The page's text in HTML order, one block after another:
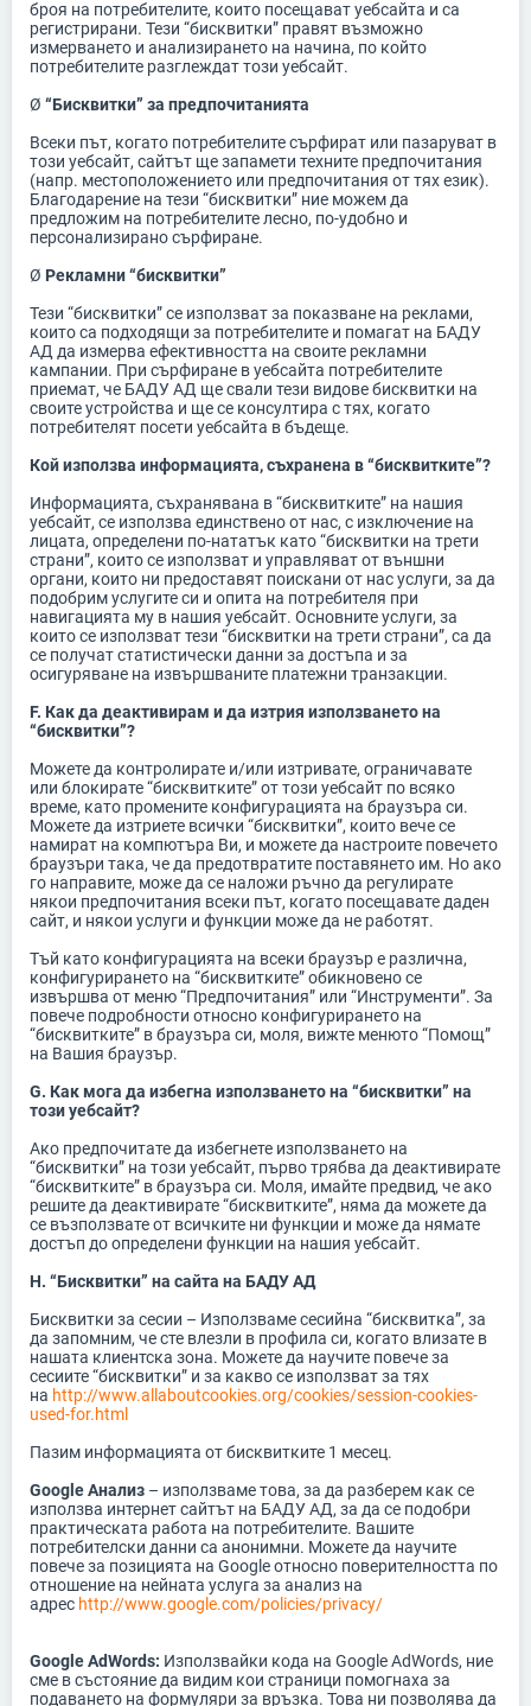
броя на потребителите, които посещават уебсайта и са
регистрирани. Тези “бисквитки” правят възможно
измерването и анализирането на начина, по който
потребителите разглеждат този уебсайт.
Ø “Бисквитки” за предпочитанията
Всеки път, когато потребителите сърфират или пазаруват в
този уебсайт, сайтът ще запамети техните предпочитания
(напр. местоположението или предпочитания от тях език).
Благодарение на тези “бисквитки” ние можем да
предложим на потребителите лесно, по-удобно и
персонализирано сърфиране.
Ø Рекламни “бисквитки”
Тези “бисквитки” се използват за показване на реклами,
които са подходящи за потребителите и помагат на БАДУ
АД да измерва ефективността на своите рекламни
кампании. При сърфиране в уебсайта потребителите
приемат, че БАДУ АД ще свали тези видове бисквитки на
своите устройства и ще се консултира с тях, когато
потребителят посети уебсайта в бъдеще.
Кой използва информацията, съхранена в “бисквитките”?
Информацията, съхранявана в “бисквитките” на нашия
уебсайт, се използва единствено от нас, с изключение на
лицата, определени по-нататък като “бисквитки на трети
страни”, които се използват и управляват от външни
органи, които ни предоставят поискани от нас услуги, за да
подобрим услугите си и опита на потребителя при
навигацията му в нашия уебсайт. Основните услуги, за
които се използват тези “бисквитки на трети страни”, са да
се получат статистически данни за достъпа и за
осигуряване на извършваните платежни транзакции.
F. Как да деактивирам и да изтрия използването на
“бисквитки”?
Можете да контролирате и/или изтривате, ограничавате
или блокирате “бисквитките” от този уебсайт по всяко
време, като промените конфигурацията на браузъра си.
Можете да изтриете всички “бисквитки”, които вече се
намират на компютъра Ви, и можете да настроите повечето
браузъри така, че да предотвратите поставянето им. Но ако
го направите, може да се наложи ръчно да регулирате
някои предпочитания всеки път, когато посещавате даден
сайт, и някои услуги и функции може да не работят.
Тъй като конфигурацията на всеки браузър е различна,
конфигурирането на “бисквитките” обикновено се
извършва от меню “Предпочитания” или “Инструменти”. За
повече подробности относно конфигурирането на
“бисквитките” в браузъра си, моля, вижте менюто “Помощ”
на Вашия браузър.
G. Как мога да избегна използването на “бисквитки” на
този уебсайт?
Ако предпочитате да избегнете използването на
“бисквитки” на този уебсайт, първо трябва да деактивирате
“бисквитките” в браузъра си. Моля, имайте предвид, че ако
решите да деактивирате “бисквитките”, няма да можете да
се възползвате от всичките ни функции и може да нямате
достъп до определени функции на нашия уебсайт.
H. “Бисквитки” на сайта на БАДУ АД
Бисквитки за сесии – Използваме сесийна “бисквитка”, за
да запомним, че сте влезли в профила си, когато влизате в
нашата клиентска зона. Можете да научите повече за
сесиите “бисквитки” и за какво се използват за тях
на http://www.allaboutcookies.org/cookies/session-cookies-
used-for.html
Пазим информацията от бисквитките 1 месец.
Google Анализ – използваме това, за да разберем как се
използва интернет сайтът на БАДУ АД, за да се подобри
практическата работа на потребителите. Вашите
потребителски данни са анонимни. Можете да научите
повече за позицията на Google относно поверителността по
отношение на нейната услуга за анализ на
адрес http://www.google.com/policies/privacy/
Google AdWords: Използвайки кода на Google AdWords, ние
сме в състояние да видим кои страници помогнаха за
подаването на формуляри за връзка. Това ни позволява да